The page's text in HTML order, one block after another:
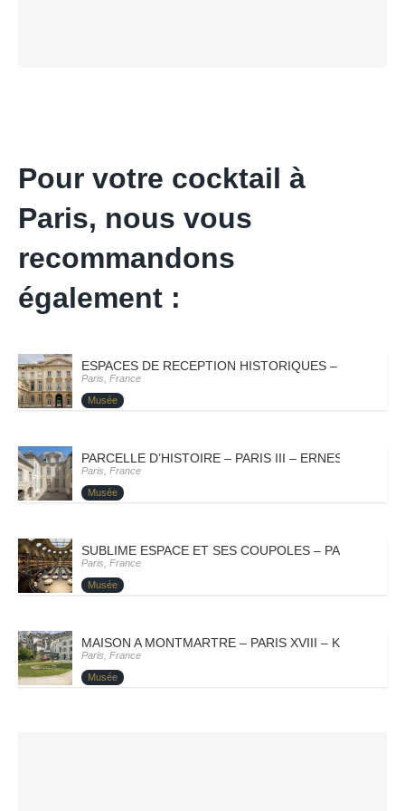
Pour votre cocktail à
Paris, nous vous
recommandons
également :
ESPACES DE RECEPTION HISTORIQUES – PARIS VI
Paris, France
Musée
PARCELLE D’HISTOIRE – PARIS III – ERNEST
Paris, France
Musée
SUBLIME ESPACE ET SES COUPOLES – PARIS II –
Paris, France
Musée
MAISON A MONTMARTRE – PARIS XVIII – KARELLE
Paris, France
Musée